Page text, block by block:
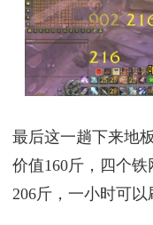
最后这一趟下来地
价值160斤，四个
206斤，一小时可以